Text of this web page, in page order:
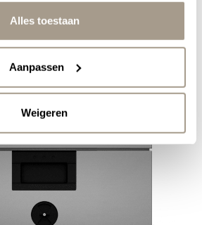
Alles toestaan
Aanpassen
Weigeren